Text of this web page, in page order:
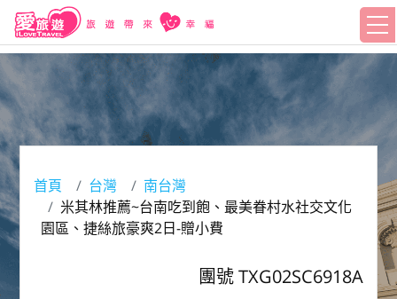
首頁 台灣
南台灣
米其林推薦~台南吃到飽、最美眷村水社交文化
園區、捷絲旅豪爽2日-贈小費
團號 TXG02SC6918A